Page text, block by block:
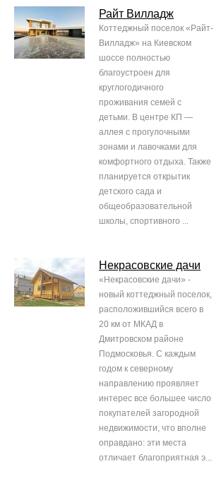
Райт Вилладж
Коттеджный поселок «Райт-
Вилладж» на Киевском
шоссе полностью
благоустроен для
круглогодичного
проживания семей с
детьми. В центре КП —
аллея с прогулочными
зонами и лавочками для
комфортного отдыха. Также
планируется открытик
детского сада и
общеобразовательной
школы, спортивного ...
Некрасовские дачи
«Некрасовские дачи» -
новый коттеджный поселок,
расположившийся всего в
20 км от МКАД в
Дмитровском районе
Подмосковья. С каждым
годом к северному
направлению проявляет
интерес все большее число
покупателей загородной
недвижимости, что вполне
оправдано: эти места
отличает благоприятная э...